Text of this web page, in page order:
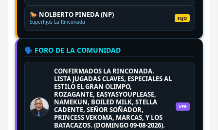
🐎 NOLBERTO PINEDA (NP)
Superfijos La Rinconada
FIJO
🗣️ FORO DE LA COMUNIDAD
CONFIRMADOS LA RINCONADA.
LISTA JUGADAS CLAVES, ESPECIALES AL
ESTILO EL GRAN OLIMPO,
ROZAGANTE, EASYASYOUPLEASE,
NAMEKUN, BOILED MILK, STELLA
CADENTE, SEÑOR SOÑADOR,
PRINCESS VEKOMA, MARCAS, Y LOS
BATACAZOS. (DOMINGO 09-08-2026).
VER